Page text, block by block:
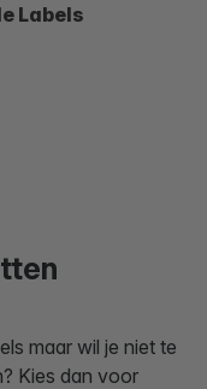
Labels
maar wil je niet te
Kies dan voor